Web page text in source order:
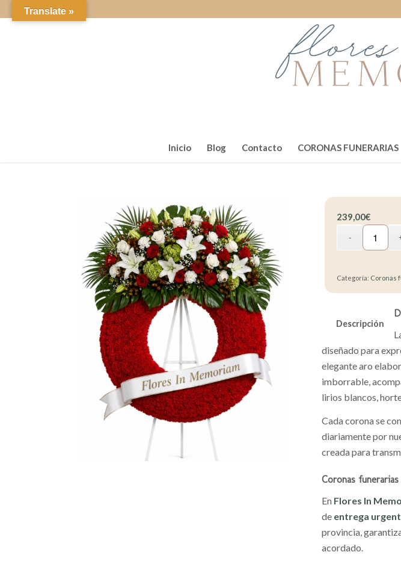
Inicio Blog Contacto CORONAS FUNERARIAS
239,00€
Categoría: Coronas
Descripción
diseñado para
elegante aro
imborrable,
lirios blancos,
Cada corona se
diariamente por
creada para
Coronas
En Flores In
de entrega
provincia,
acordado.
Translate »